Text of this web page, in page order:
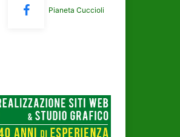
Pianeta Cuccioli